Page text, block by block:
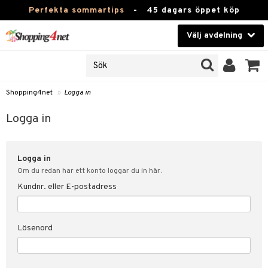
Perfekta sommartips - 45 dagars öppet köp
Välj avdelning
Kontaktlinser
Hälsokost
Fitness
Hem & Inredning
Leksaker, Barn & Baby
Varumärken
Shopping4net » Logga in
Logga in
Logga in
Om du redan har ett konto loggar du in här.
Kundnr. eller E-postadress
Lösenord
svar